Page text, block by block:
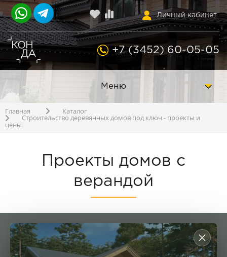
Личный кабинет
+7 (3452) 60-05-05
Меню
Главная Каталог
Строительство деревянных домов под ключ - проекты и
цены
Проекты домов с
верандой
Подбор параметров
Площадь